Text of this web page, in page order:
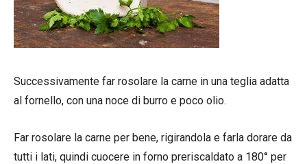
Successivamente far rosolare la carne in una teglia adatta
al fornello, con una noce di burro e poco olio.
Far rosolare la carne per bene, rigirandola e farla dorare da
tutti i lati, quindi cuocere in forno preriscaldato a 180° per